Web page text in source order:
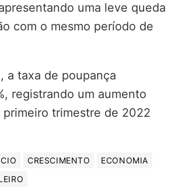
uma leve queda
com o mesmo período de
a taxa de poupança
registrando um aumento
primeiro trimestre de 2022
CRESCIMENTO
ECONOMIA